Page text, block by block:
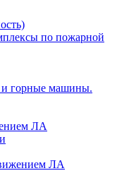
по пожарной
и горные машины.
ЛА
ЛА